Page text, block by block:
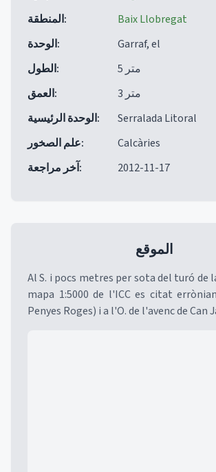
المنطقة:
Baix Llobregat
الوحدة:
Garraf, el
الطول:
5 متر
العمق:
3 متر
الوحدة الرئيسية:
Serralada Litoral
علم الصخور:
Calcàries
آخر مراجعة: 2012-11-17
الموقع
Al S. i pocs metres per sota del turó de
mapa 1:5000 de l'ICC es citat
Penyes Roges) i a l'O. de l'avenc de Can